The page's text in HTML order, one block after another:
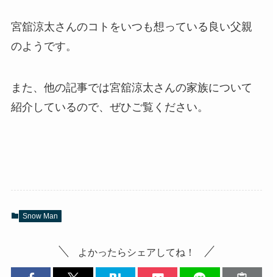
宮舘涼太さんのコトをいつも想っている良い父親
のようです。
また、他の記事では宮舘涼太さんの家族について
紹介しているので、ぜひご覧ください。
Snow Man
よかったらシェアしてね！